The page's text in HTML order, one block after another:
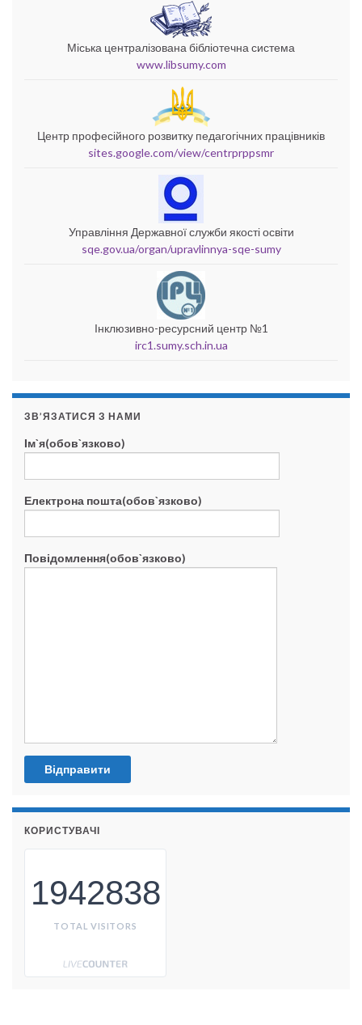
Міська централізована бібліотечна система
www.libsumy.com
Центр професійного розвитку педагогічних працівників
sites.google.com/view/centrprppsmr
Управління Державної служби якості освіти
sqe.gov.ua/organ/upravlinnya-sqe-sumy
Інклюзивно-ресурсний центр №1
irc1.sumy.sch.in.ua
ЗВ’ЯЗАТИСЯ З НАМИ
Ім`я(обов`язково)
Електрона пошта(обов`язково)
Повідомлення(обов`язково)
КОРИСТУВАЧІ
1942838
TOTAL VISITORS